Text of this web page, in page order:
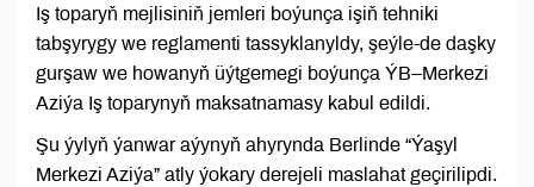
Iş toparyň mejlisiniň jemleri boýunça işiň tehniki
tabşyrygy we reglamenti tassyklanyldy, şeýle-de daşky
gurşaw we howanyň üýtgemegi boýunça ÝB–Merkezi
Aziýa Iş toparynyň maksatnamasy kabul edildi.
Şu ýylyň ýanwar aýynyň ahyrynda Berlinde “Ýaşyl
Merkezi Aziýa” atly ýokary derejeli maslahat geçirilipdi.